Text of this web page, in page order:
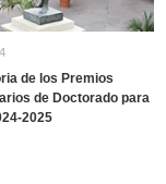
de los Premios
de Doctorado para
2025